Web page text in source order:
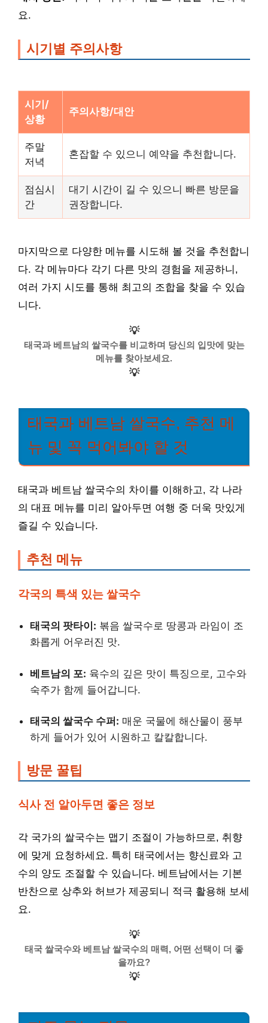
요.
시기별 주의사항
시기/
상황
주의사항/대안
주말
저녁
혼잡할 수 있으니 예약을 추천합니다.
점심시
간
대기 시간이 길 수 있으니 빠른 방문을
권장합니다.
마지막으로 다양한 메뉴를 시도해 볼 것을 추천합니
다. 각 메뉴마다 각기 다른 맛의 경험을 제공하니,
여러 가지 시도를 통해 최고의 조합을 찾을 수 있습
니다.
💡
태국과 베트남의 쌀국수를 비교하며 당신의 입맛에 맞는
메뉴를 찾아보세요.
💡
태국과 베트남 쌀국수, 추천 메
뉴 및 꼭 먹어봐야 할 것
태국과 베트남 쌀국수의 차이를 이해하고, 각 나라
의 대표 메뉴를 미리 알아두면 여행 중 더욱 맛있게
즐길 수 있습니다.
추천 메뉴
각국의 특색 있는 쌀국수
태국의 팟타이: 볶음 쌀국수로 땅콩과 라임이 조
화롭게 어우러진 맛.
베트남의 포: 육수의 깊은 맛이 특징으로, 고수와
숙주가 함께 들어갑니다.
태국의 쌀국수 수퍼: 매운 국물에 해산물이 풍부
하게 들어가 있어 시원하고 칼칼합니다.
방문 꿀팁
식사 전 알아두면 좋은 정보
각 국가의 쌀국수는 맵기 조절이 가능하므로, 취향
에 맞게 요청하세요. 특히 태국에서는 향신료와 고
수의 양도 조절할 수 있습니다. 베트남에서는 기본
반찬으로 상추와 허브가 제공되니 적극 활용해 보세
요.
💡
태국 쌀국수와 베트남 쌀국수의 매력, 어떤 선택이 더 좋
을까요?
💡